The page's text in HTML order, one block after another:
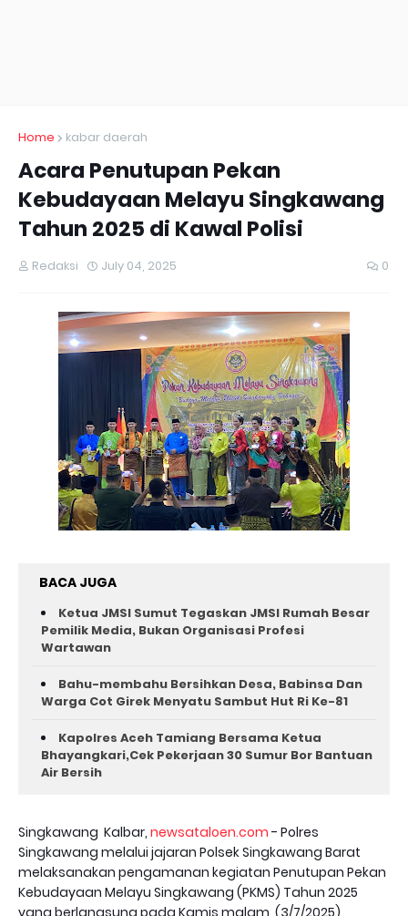
Home kabar daerah
Acara Penutupan Pekan
Kebudayaan Melayu Singkawang
Tahun 2025 di Kawal Polisi
Redaksi July 04, 2025 0
BACA JUGA
Ketua JMSI Sumut Tegaskan JMSI Rumah Besar
Pemilik Media, Bukan Organisasi Profesi
Wartawan
Bahu-membahu Bersihkan Desa, Babinsa Dan
Warga Cot Girek Menyatu Sambut Hut Ri Ke-81 ‎
Kapolres Aceh Tamiang Bersama Ketua
Bhayangkari,Cek Pekerjaan 30 Sumur Bor Bantuan
Air Bersih
Singkawang Kalbar, newsataloen.com - Polres
Singkawang melalui jajaran Polsek Singkawang Barat
melaksanakan pengamanan kegiatan Penutupan Pekan
Kebudayaan Melayu Singkawang (PKMS) Tahun 2025
yang berlangsung pada Kamis malam, (3/7/2025),